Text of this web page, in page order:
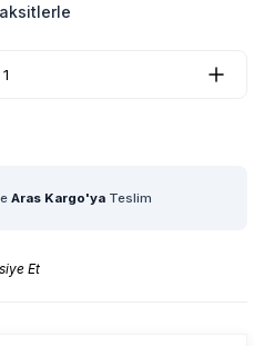
Aras Kargo'ya Teslim
Et